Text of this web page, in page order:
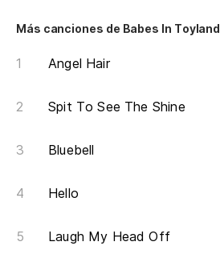
Más canciones de Babes In Toyland
Angel Hair
Spit To See The Shine
Bluebell
Hello
Laugh My Head Off